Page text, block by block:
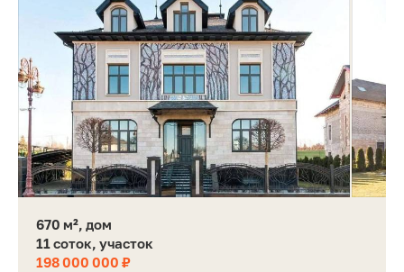
670 м², дом
11 соток, участок
198 000 000 ₽